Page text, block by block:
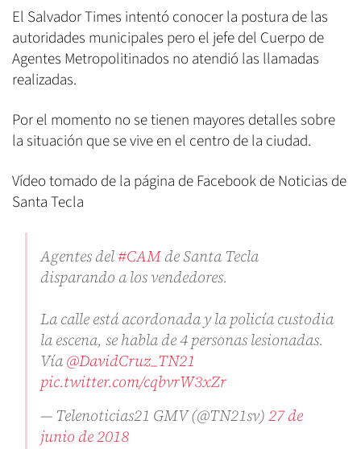
El Salvador Times intentó conocer la postura de las
autoridades municipales pero el jefe del Cuerpo de
Agentes Metropolitinados no atendió las llamadas
realizadas.
Por el momento no se tienen mayores detalles sobre
la situación que se vive en el centro de la ciudad.
Vídeo tomado de la página de Facebook de Noticias de
Santa Tecla
Agentes del#CAMde Santa Tecla
disparando a los vendedores.
La calle está acordonada y la policía custodia
la escena, se habla de 4 personas lesionadas.
Vía@DavidCruz_TN21
pic.twitter.com/cqbvrW3xZr
— Telenoticias21 GMV (@TN21sv)27 de
junio de 2018